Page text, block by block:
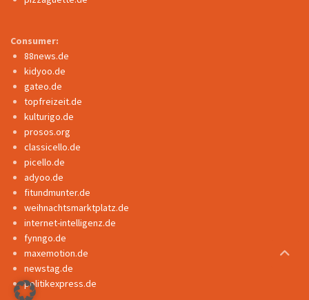
Consumer:
88news.de
kidyoo.de
gateo.de
topfreizeit.de
kulturigo.de
prosos.org
classicello.de
picello.de
adyoo.de
fitundmunter.de
weihnachtsmarktplatz.de
internet-intelligenz.de
fynngo.de
maxemotion.de
newstag.de
politikexpress.de